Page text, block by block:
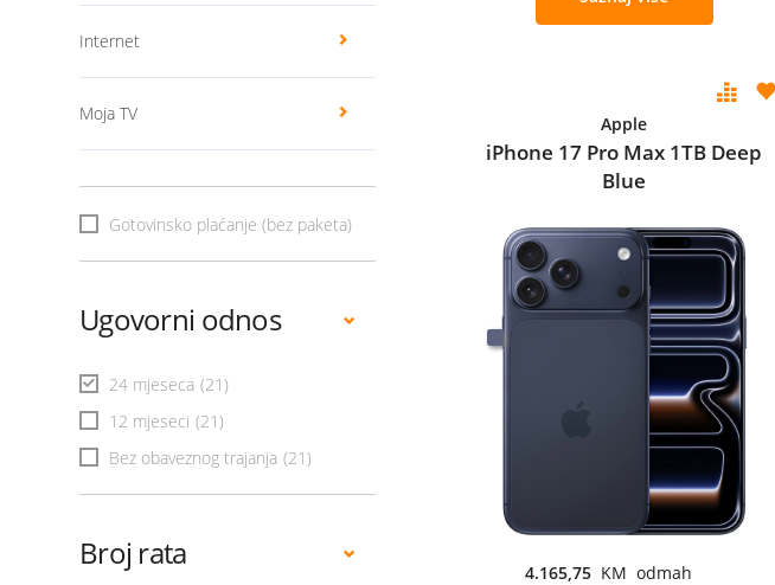
Internet
Moja TV
Gotovinsko plaćanje (bez paketa)
Ugovorni odnos
24 mjeseca (21)
12 mjeseci (21)
Bez obaveznog trajanja (21)
Broj rata
Apple
iPhone 17 Pro Max 1TB Deep
Blue
4.165,75 KM odmah